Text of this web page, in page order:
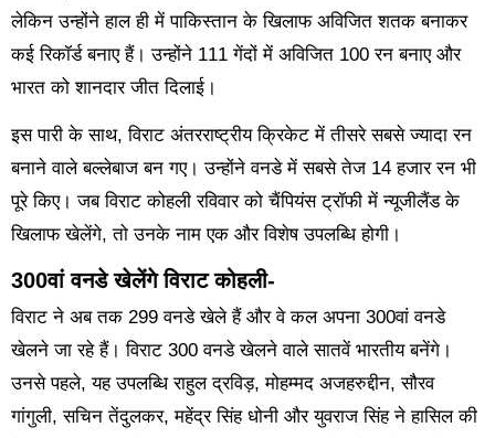
लेकिन उन्होंने हाल ही में पाकिस्तान के खिलाफ अविजित शतक बनाकर
कई रिकॉर्ड बनाए हैं। उन्होंने 111 गेंदों में अविजित 100 रन बनाए और
भारत को शानदार जीत दिलाई।
इस पारी के साथ, विराट अंतरराष्ट्रीय क्रिकेट में तीसरे सबसे ज्यादा रन
बनाने वाले बल्लेबाज बन गए। उन्होंने वनडे में सबसे तेज 14 हजार रन भी
पूरे किए। जब विराट कोहली रविवार को चैंपियंस ट्रॉफी में न्यूजीलैंड के
खिलाफ खेलेंगे, तो उनके नाम एक और विशेष उपलब्धि होगी।
300वां वनडे खेलेंगे विराट कोहली-
विराट ने अब तक 299 वनडे खेले हैं और वे कल अपना 300वां वनडे
खेलने जा रहे हैं। विराट 300 वनडे खेलने वाले सातवें भारतीय बनेंगे।
उनसे पहले, यह उपलब्धि राहुल द्रविड़, मोहम्मद अजहरुद्दीन, सौरव
गांगुली, सचिन तेंदुलकर, महेंद्र सिंह धोनी और युवराज सिंह ने हासिल की